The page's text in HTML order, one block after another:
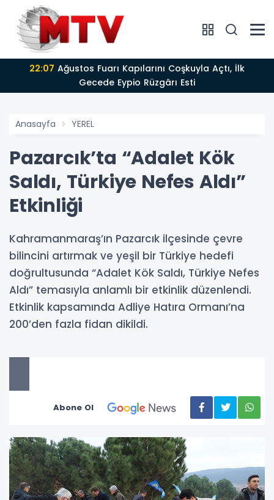
22:07
Gecede Eypio Rüzgârı Esti
Anasayfa YEREL
Pazarcık’ta “Adalet Kök
Saldı, Türkiye Nefes Aldı”
Etkinliği
Kahramanmaraş’ın Pazarcık ilçesinde çevre
bilincini artırmak ve yeşil bir Türkiye hedefi
doğrultusunda “Adalet Kök Saldı, Türkiye Nefes
Aldı” temasıyla anlamlı bir etkinlik düzenlendi.
Etkinlik kapsamında Adliye Hatıra Ormanı’na
200’den fazla fidan dikildi.
Abone Ol